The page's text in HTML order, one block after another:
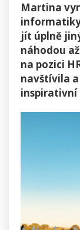
Martina
jít úplně
náhodou
na pozici
navštívila
inspirativní